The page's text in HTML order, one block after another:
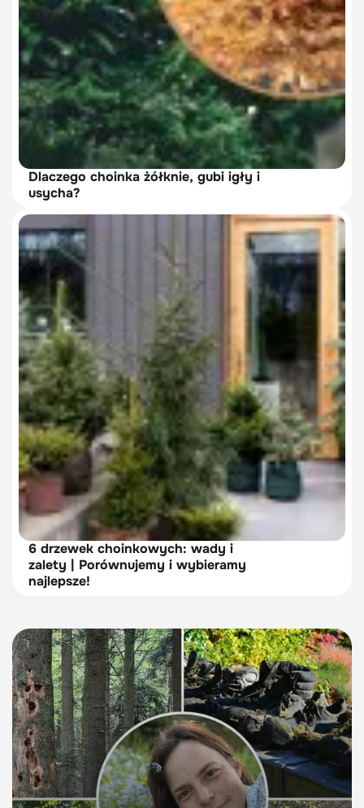
Dlaczego choinka żółknie, gubi igły i
usycha?
6 drzewek choinkowych: wady i
zalety | Porównujemy i wybieramy
najlepsze!